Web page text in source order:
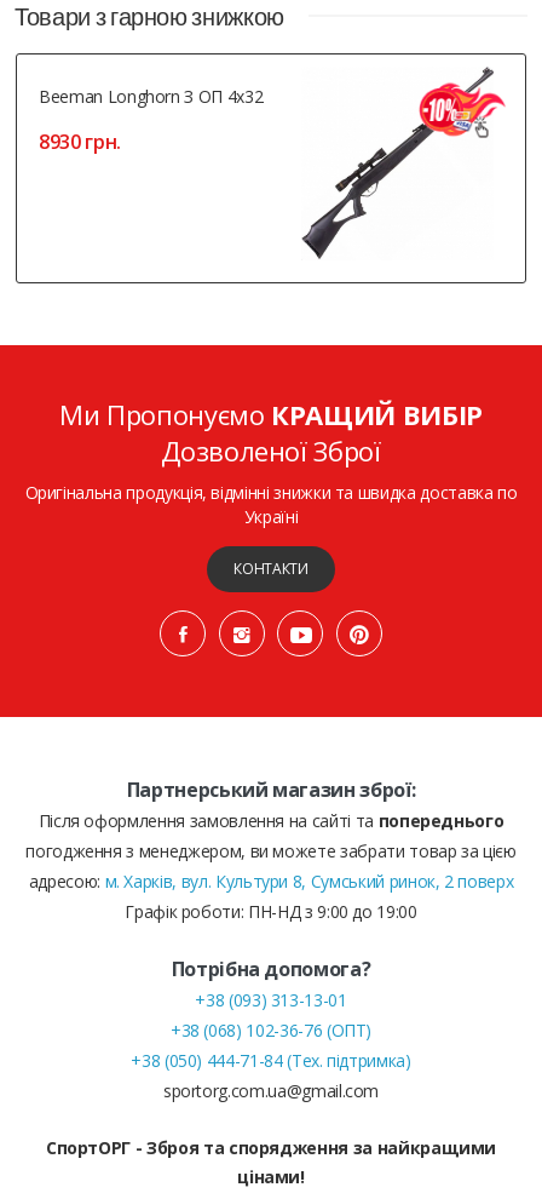
Товари з гарною знижкою
Beeman Longhorn З ОП 4x32
8930 грн.
Ми Пропонуємо КРАЩИЙ ВИБІР
Дозволеної Зброї
Оригінальна продукція, відмінні знижки та швидка доставка по
Україні
КОНТАКТИ
Партнерський магазин зброї:
Після оформлення замовлення на сайті та попереднього
погодження з менеджером, ви можете забрати товар за цією
адресою: м. Харків, вул. Культури 8, Сумський ринок, 2 поверх
Графік роботи: ПН-НД з 9:00 до 19:00
Потрібна допомога?
+38 (093) 313-13-01
+38 (068) 102-36-76 (ОПТ)
+38 (050) 444-71-84 (Тех. підтримка)
sportorg.com.ua@gmail.com
СпортОРГ - Зброя та спорядження за найкращими
цінами!